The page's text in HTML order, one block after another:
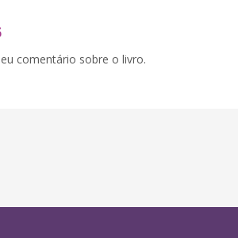
comentário sobre o livro.